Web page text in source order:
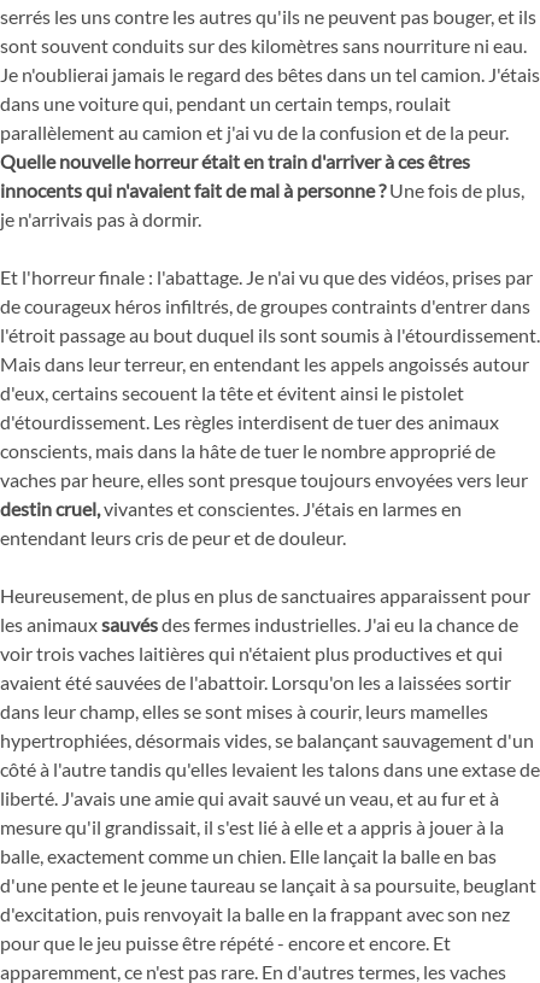
serrés les uns contre les autres qu'ils ne peuvent pas bouger, et ils
sont souvent conduits sur des kilomètres sans nourriture ni eau.
Je n'oublierai jamais le regard des bêtes dans un tel camion. J'étais
dans une voiture qui, pendant un certain temps, roulait
parallèlement au camion et j'ai vu de la confusion et de la peur.
Quelle nouvelle horreur était en train d'arriver à ces êtres
innocents qui n'avaient fait de mal à personne ?Une fois de plus,
je n'arrivais pas à dormir.
Et l'horreur finale : l'abattage. Je n'ai vu que des vidéos, prises par
de courageux héros infiltrés, de groupes contraints d'entrer dans
l'étroit passage au bout duquel ils sont soumis à l'étourdissement.
Mais dans leur terreur, en entendant les appels angoissés autour
d'eux, certains secouent la tête et évitent ainsi le pistolet
d'étourdissement. Les règles interdisent de tuer des animaux
conscients, mais dans la hâte de tuer le nombre approprié de
vaches par heure, elles sont presque toujours envoyées vers leur
destin cruel,vivantes et conscientes. J'étais en larmes en
entendant leurs cris de peur et de douleur.
Heureusement, de plus en plus de sanctuaires apparaissent pour
les animauxsauvésdes fermes industrielles. J'ai eu la chance de
voir trois vaches laitières qui n'étaient plus productives et qui
avaient été sauvées de l'abattoir. Lorsqu'on les a laissées sortir
dans leur champ, elles se sont mises à courir, leurs mamelles
hypertrophiées, désormais vides, se balançant sauvagement d'un
côté à l'autre tandis qu'elles levaient les talons dans une extase de
liberté. J'avais une amie qui avait sauvé un veau, et au fur et à
mesure qu'il grandissait, il s'est lié à elle et a appris à jouer à la
balle, exactement comme un chien. Elle lançait la balle en bas
d'une pente et le jeune taureau se lançait à sa poursuite, beuglant
d'excitation, puis renvoyait la balle en la frappant avec son nez
pour que le jeu puisse être répété - encore et encore. Et
apparemment, ce n'est pas rare. En d'autres termes, les vaches